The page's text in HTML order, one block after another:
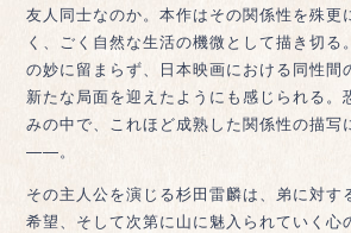
友人同士なのか。本作はその関係性を殊更
く、ごく自然な生活の機微として描き切る
の妙に留まらず、日本映画における同性間
新たな局面を迎えたようにも感じられる。
みの中で、これほど成熟した関係性の描写
——。
その主人公を演じる杉田雷麟は、弟に対す
希望、そして次第に山に魅入られていく心